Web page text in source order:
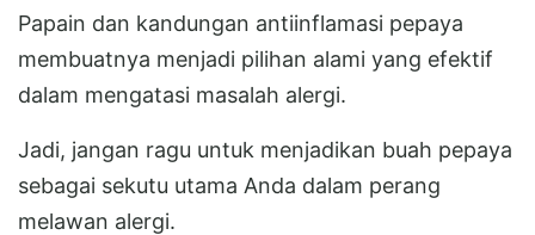
Papain dan kandungan antiinflamasi pepaya
membuatnya menjadi pilihan alami yang efektif
dalam mengatasi masalah alergi.
Jadi, jangan ragu untuk menjadikan buah pepaya
sebagai sekutu utama Anda dalam perang
melawan alergi.